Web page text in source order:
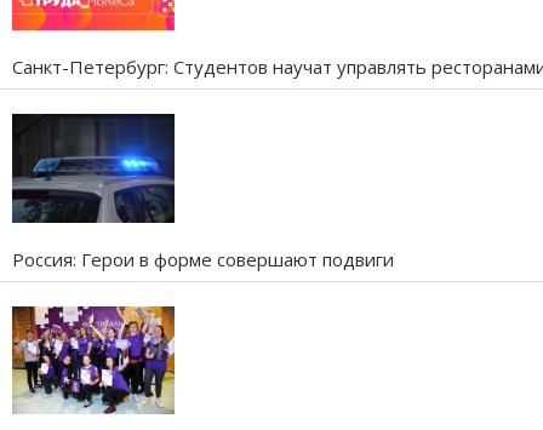
Санкт-Петербург: Студентов научат управлять
Россия: Герои в форме совершают подвиги